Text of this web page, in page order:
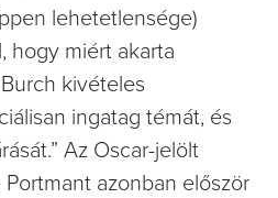
lehetetlensége)
hogy miért akarta
kivételes
ingatag témát, és
Az Oscar-jelölt
azonban először